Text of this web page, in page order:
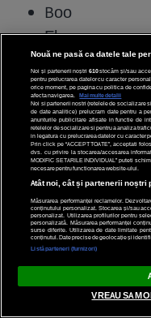
Boo
Flower
Bunny
Alba
Crystal
Pearl
Shinny
Star
Snowy
Angel
Luna
Nouă ne pasă ca datele tale
Noi și partenerii noștri 610stocăm și/sau
pentru prelucrarea datelor cu caracter
orice moment, pe pagina cu politica de
afecta navigarea.
Mai multe detalii
Noi si partenerii nostri (retelele de socializare
de date analitice) prelucram date pentru a
anunturile publicitare afisate in functie de
retelelor de socializare si pentru a analiza
in legatura cu prelucrarea datelor cu caracter
Prin click pe “ACCEPT TOATE”, acceptati
dvs. cu privire la stocarea/accesarea
MODIFIC SETARILE INDIVIDUAL” puteti
necesare pentru functionarea website-ului.
Atât noi, cât și partenerii
Măsurarea performanței reclamelor.
conținutului personalizat. Stocarea și/sau
personalizat. Utilizarea profilurilor pentru
personalizată. Măsurarea performanței
surse diferite. Utilizarea de date limitate
conținutul. Date precise de geolocație și
Listă parteneri (furnizori)
VREAU SA